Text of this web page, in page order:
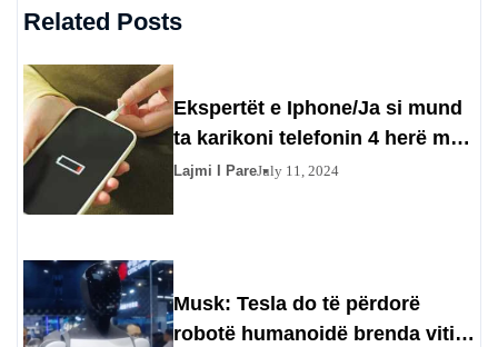
Related Posts
Ekspertët e Iphone/Ja si mund
ta karikoni telefonin 4 herë më
shpejt
Lajmi I PareJuly 11, 2024
Musk: Tesla do të përdorë
robotë humanoidë brenda vitit